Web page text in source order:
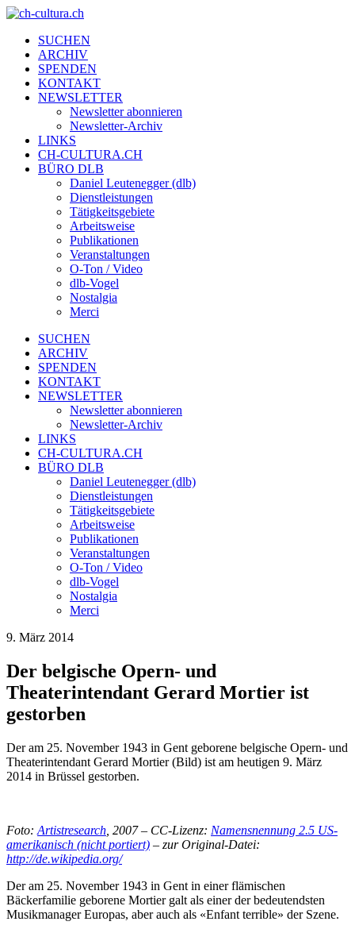
SUCHEN
ARCHIV
SPENDEN
KONTAKT
NEWSLETTER
Newsletter abonnieren
Newsletter-Archiv
LINKS
CH-CULTURA.CH
BÜRO DLB
Daniel Leutenegger (dlb)
Dienstleistungen
Tätigkeitsgebiete
Arbeitsweise
Publikationen
Veranstaltungen
O-Ton / Video
dlb-Vogel
Nostalgia
Merci
SUCHEN
ARCHIV
SPENDEN
KONTAKT
NEWSLETTER
Newsletter abonnieren
Newsletter-Archiv
LINKS
CH-CULTURA.CH
BÜRO DLB
Daniel Leutenegger (dlb)
Dienstleistungen
Tätigkeitsgebiete
Arbeitsweise
Publikationen
Veranstaltungen
O-Ton / Video
dlb-Vogel
Nostalgia
Merci
9. März 2014
Der belgische Opern- und
Theaterintendant Gerard Mortier ist
gestorben
Der am 25. November 1943 in Gent geborene belgische Opern- und
Theaterintendant Gerard Mortier (Bild) ist am heutigen 9. März
2014 in Brüssel gestorben.
Foto: Artistresearch , 2007 – CC-Lizenz: Namensnennung 2.5 US-
amerikanisch (nicht portiert) – zur Original-Datei:
http://de.wikipedia.org/
Der am 25. November 1943 in Gent in einer flämischen
Bäckerfamilie geborene Mortier galt als einer der bedeutendsten
Musikmanager Europas, aber auch als «Enfant terrible» der Szene.